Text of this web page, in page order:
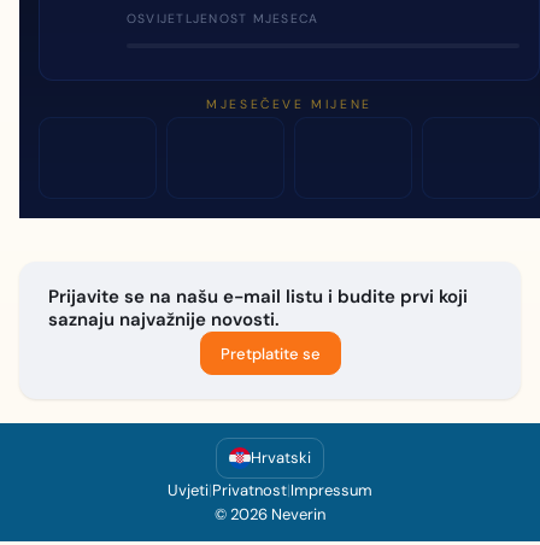
OSVIJETLJENOST MJESECA
MJESEČEVE MIJENE
Prijavite se na našu e-mail listu i budite prvi koji
saznaju najvažnije novosti.
Pretplatite se
Hrvatski
Uvjeti|Privatnost|Impressum
© 2026 Neverin